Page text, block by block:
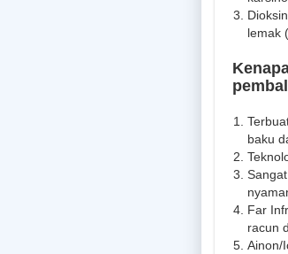
lemak
baku
Far
racun
Ainon/